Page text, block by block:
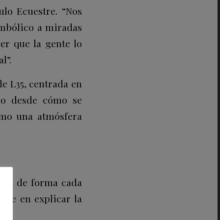
Ecuestre. “Nos
a miradas
que la gente lo
L35, centrada en
desde cómo se
una atmósfera
de forma cada
en explicar la